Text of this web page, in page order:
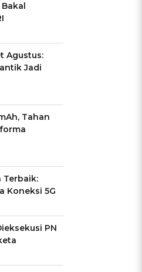
Agustus:
Jadi
Tahan
Terbaik:
Koneksi 5G
PN